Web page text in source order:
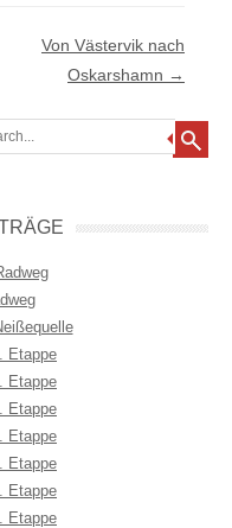
Von Västervik nach
Oskarshamn →
Etappe
Etappe
Etappe
Etappe
Etappe
Etappe
Etappe